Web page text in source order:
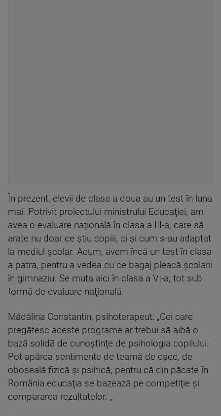
În prezent, elevii de clasa a doua au un test în luna
mai. Potrivit proiectului ministrului Educaţiei, am
avea o evaluare naţională în clasa a III-a, care să
arate nu doar ce ştiu copiii, ci şi cum s-au adaptat
la mediul şcolar. Acum, avem încă un test în clasa
a patra, pentru a vedea cu ce bagaj pleacă şcolarii
în gimnaziu. Se muta aici în clasa a VI-a, tot sub
formă de evaluare naţională.
Mădălina Constantin, psihoterapeut: „Cei care
pregătesc aceste programe ar trebui să aibă o
bază solidă de cunoştinţe de psihologia copilului.
Pot apărea sentimente de teamă de eşec, de
oboseală fizică şi psihică, pentru că din păcate în
România educaţia se bazează pe competiţie şi
compararea rezultatelor. „